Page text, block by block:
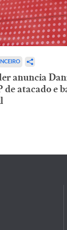
anuncia
de atacado e